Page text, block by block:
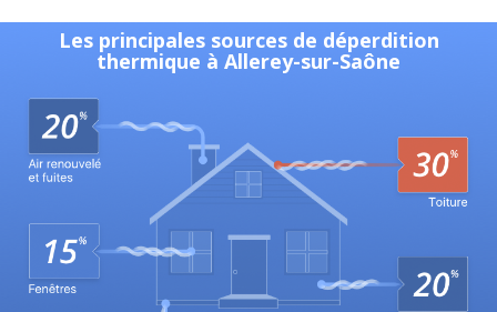
Les principales sources de déperdition
thermique à Allerey-sur-Saône